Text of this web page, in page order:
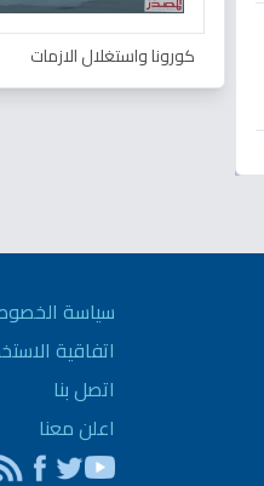
كورونا واستغلال الازمات
سياسة
اتفاقية
اتصل بنا
اعلن معنا